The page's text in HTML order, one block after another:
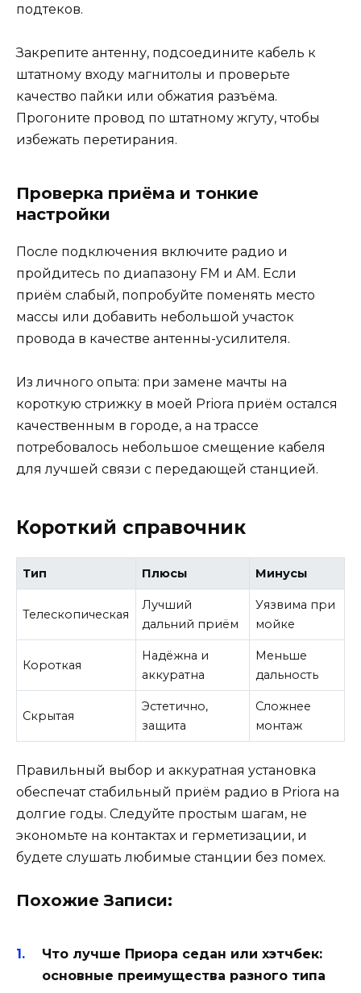
подтеков.
Закрепите антенну, подсоедините кабель к
штатному входу магнитолы и проверьте
качество пайки или обжатия разъёма.
Прогоните провод по штатному жгуту, чтобы
избежать перетирания.
Проверка приёма и тонкие
настройки
После подключения включите радио и
пройдитесь по диапазону FM и AM. Если
приём слабый, попробуйте поменять место
массы или добавить небольшой участок
провода в качестве антенны-усилителя.
Из личного опыта: при замене мачты на
короткую стрижку в моей Priora приём остался
качественным в городе, а на трассе
потребовалось небольшое смещение кабеля
для лучшей связи с передающей станцией.
Короткий справочник
Тип Плюсы Минусы
Телескопическая
Лучший
дальний приём
Уязвима при
мойке
Короткая
Надёжна и
аккуратна
Меньше
дальность
Скрытая
Эстетично,
защита
Сложнее
монтаж
Правильный выбор и аккуратная установка
обеспечат стабильный приём радио в Priora на
долгие годы. Следуйте простым шагам, не
экономьте на контактах и герметизации, и
будете слушать любимые станции без помех.
Похожие Записи:
Что лучше Приора седан или хэтчбек:
основные преимущества разного типа